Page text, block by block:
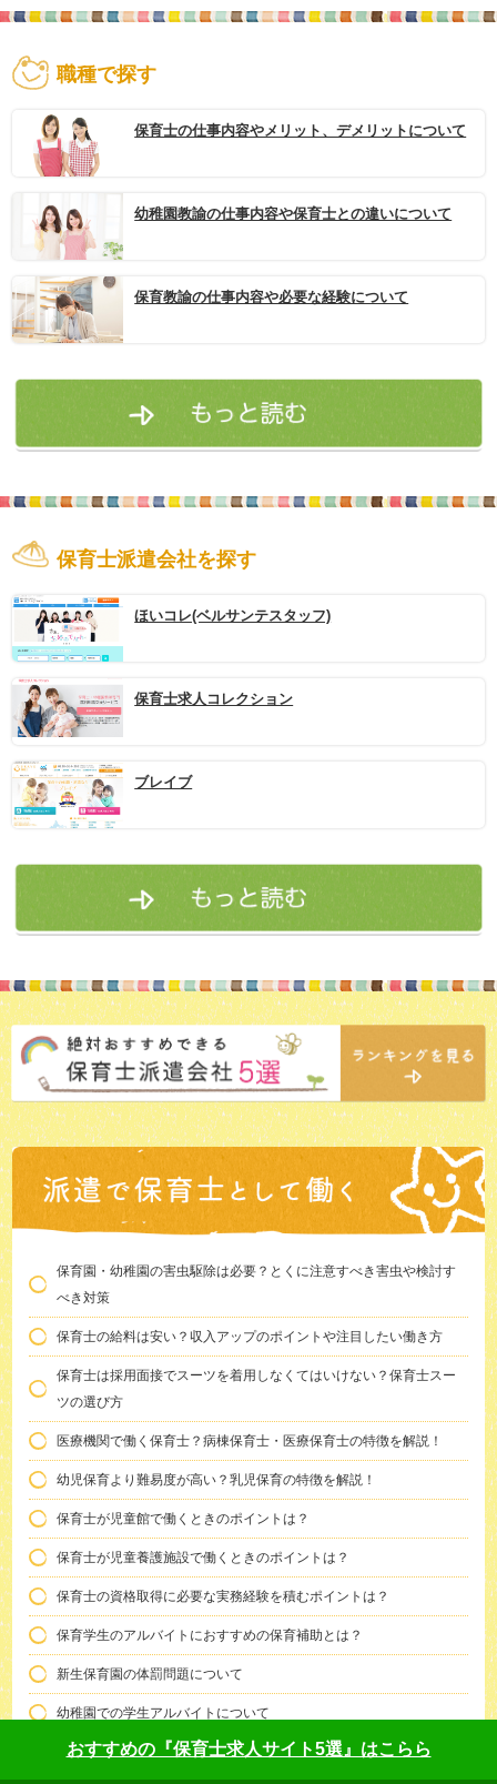
職種で探す
保育士の仕事内容やメリット、デメリットについて
幼稚園教諭の仕事内容や保育士との違いについて
保育教諭の仕事内容や必要な経験について
保育士派遣会社を探す
ほいコレ(ベルサンテスタッフ)
保育士求人コレクション
ブレイブ
保育園・幼稚園の害虫駆除は必要？とくに注意すべき害虫や検討す
べき対策
保育士の給料は安い？収入アップのポイントや注目したい働き方
保育士は採用面接でスーツを着用しなくてはいけない？保育士スー
ツの選び方
医療機関で働く保育士？病棟保育士・医療保育士の特徴を解説！
幼児保育より難易度が高い？乳児保育の特徴を解説！
保育士が児童館で働くときのポイントは？
保育士が児童養護施設で働くときのポイントは？
保育士の資格取得に必要な実務経験を積むポイントは？
保育学生のアルバイトにおすすめの保育補助とは？
新生保育園の体罰問題について
幼稚園での学生アルバイトについて
USJの近隣託児所はある？
おすすめの『保育士求人サイト5選』はこらら